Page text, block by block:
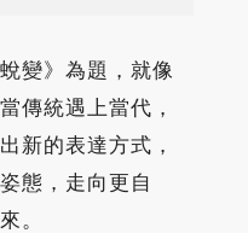
變》為題，就像
傳統遇上當代，
新的表達方式，
態，走向更自
。